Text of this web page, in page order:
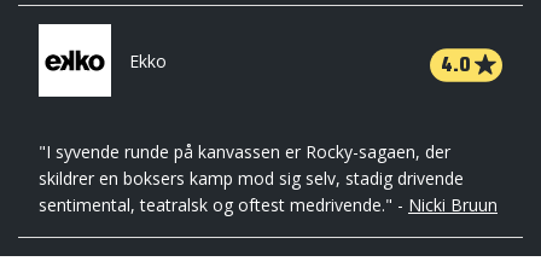
Ekko 4.0
"I syvende runde på kanvassen er Rocky-sagaen, der
skildrer en boksers kamp mod sig selv, stadig drivende
sentimental, teatralsk og oftest medrivende." - Nicki Bruun